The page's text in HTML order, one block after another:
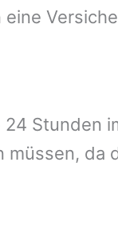
Stunden
da